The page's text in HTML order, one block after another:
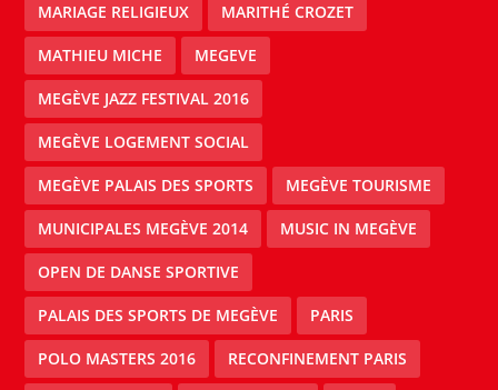
MARIAGE RELIGIEUX MARITHÉ CROZET
MATHIEU MICHE MEGEVE
MEGÈVE JAZZ FESTIVAL 2016
MEGÈVE LOGEMENT SOCIAL
MEGÈVE PALAIS DES SPORTS MEGÈVE TOURISME
MUNICIPALES MEGÈVE 2014 MUSIC IN MEGÈVE
OPEN DE DANSE SPORTIVE
PALAIS DES SPORTS DE MEGÈVE PARIS
POLO MASTERS 2016 RECONFINEMENT PARIS